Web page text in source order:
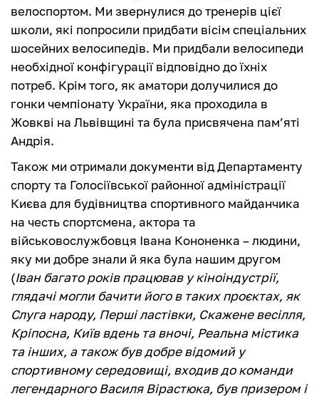
велоспортом. Ми звернулися до тренерів цієї
школи, які попросили придбати вісім спеціальних
шосейних велосипедів. Ми придбали велосипеди
необхідної конфігурації відповідно до їхніх
потреб. Крім того, як аматори долучилися до
гонки чемпіонату України, яка проходила в
Жовкві на Львівщині та була присвячена пам’яті
Андрія.
Також ми отримали документи від Департаменту
спорту та Голосіївської районної адміністрації
Києва для будівництва спортивного майданчика
на честь спортсмена, актора та
військовослужбовця Івана Кононенка – людини,
яку ми добре знали й яка була нашим другом
(Іван багато років працював у кіноіндустрії,
глядачі могли бачити його в таких проєктах, як
Слуга народу, Перші ластівки, Скажене весілля,
Кріпосна, Київ вдень та вночі, Реальна містика
та інших, а також був добре відомий у
спортивному середовищі, входив до команди
легендарного Василя Вірастюка, був призером і